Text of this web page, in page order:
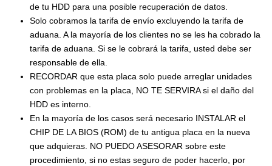
de tu HDD para una posible recuperación de datos.
Solo cobramos la tarifa de envío excluyendo la tarifa de
aduana. A la mayoría de los clientes no se les ha cobrado la
tarifa de aduana. Si se le cobrará la tarifa, usted debe ser
responsable de ella.
RECORDAR que esta placa solo puede arreglar unidades
con problemas en la placa, NO TE SERVIRA si el daño del
HDD es interno.
En la mayoría de los casos será necesario INSTALAR el
CHIP DE LA BIOS (ROM) de tu antigua placa en la nueva
que adquieras. NO PUEDO ASESORAR sobre este
procedimiento, si no estas seguro de poder hacerlo, por